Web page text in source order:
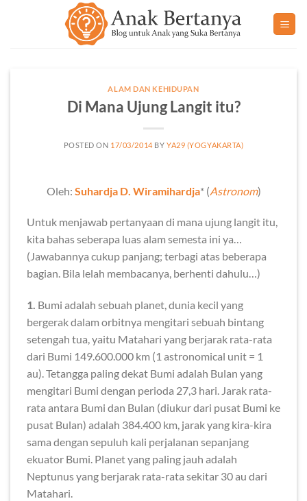
ALAM DAN KEHIDUPAN
Di Mana Ujung Langit itu?
POSTED ON 17/03/2014 BY YA29 (YOGYAKARTA)
Oleh: Suhardja D. Wiramihardja* (Astronom)
Untuk menjawab pertanyaan di mana ujung langit itu,
kita bahas seberapa luas alam semesta ini ya…
(Jawabannya cukup panjang; terbagi atas beberapa
bagian. Bila lelah membacanya, berhenti dahulu…)
1. Bumi adalah sebuah planet, dunia kecil yang
bergerak dalam orbitnya mengitari sebuah bintang
setengah tua, yaitu Matahari yang berjarak rata-rata
dari Bumi 149.600.000 km (1 astronomical unit = 1
au). Tetangga paling dekat Bumi adalah Bulan yang
mengitari Bumi dengan perioda 27,3 hari. Jarak rata-
rata antara Bumi dan Bulan (diukur dari pusat Bumi ke
pusat Bulan) adalah 384.400 km, jarak yang kira-kira
sama dengan sepuluh kali perjalanan sepanjang
ekuator Bumi. Planet yang paling jauh adalah
Neptunus yang berjarak rata-rata sekitar 30 au dari
Matahari.